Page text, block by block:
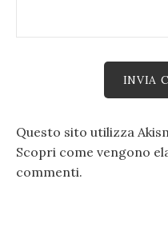
Questo sito utilizza
Scopri come vengono
commenti.